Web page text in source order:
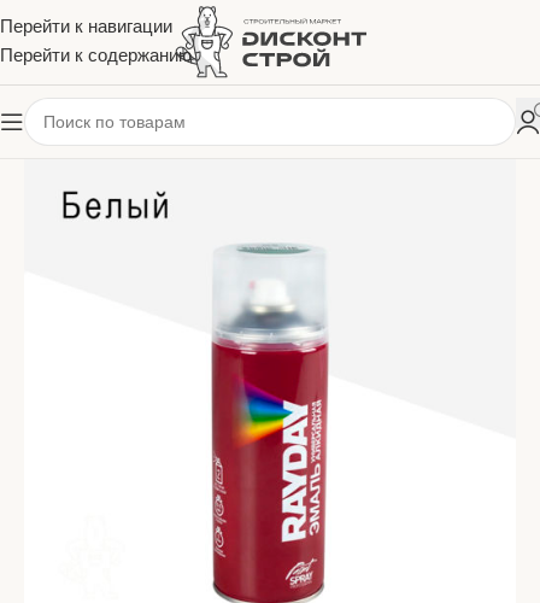
Перейти к навигации
Перейти к содержанию